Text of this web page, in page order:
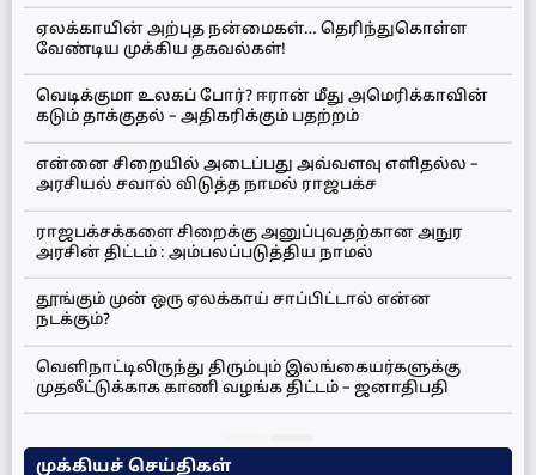
ஏலக்காயின் அற்புத நன்மைகள்… தெரிந்துகொள்ள
வேண்டிய முக்கிய தகவல்கள்!
வெடிக்குமா உலகப் போர்? ஈரான் மீது அமெரிக்காவின்
கடும் தாக்குதல் – அதிகரிக்கும் பதற்றம்
என்னை சிறையில் அடைப்பது அவ்வளவு எளிதல்ல –
அரசியல் சவால் விடுத்த நாமல் ராஜபக்ச
ராஜபக்சக்களை சிறைக்கு அனுப்புவதற்கான அநுர
அரசின் திட்டம் : அம்பலப்படுத்திய நாமல்
தூங்கும் முன் ஒரு ஏலக்காய் சாப்பிட்டால் என்ன
நடக்கும்?
வெளிநாட்டிலிருந்து திரும்பும் இலங்கையர்களுக்கு
முதலீட்டுக்காக காணி வழங்க திட்டம் – ஜனாதிபதி
முக்கியச் செய்திகள்